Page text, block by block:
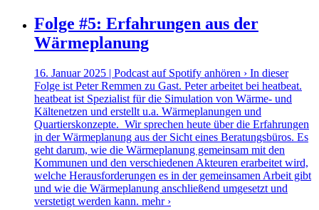
Folge #5: Erfahrungen aus der
Wärmeplanung
16. Januar 2025 | Podcast auf Spotify anhören › In dieser
Folge ist Peter Remmen zu Gast. Peter arbeitet bei heatbeat.
heatbeat ist Spezialist für die Simulation von Wärme- und
Kältenetzen und erstellt u.a. Wärmeplanungen und
Quartierskonzepte. Wir sprechen heute über die Erfahrungen
in der Wärmeplanung aus der Sicht eines Beratungsbüros. Es
geht darum, wie die Wärmeplanung gemeinsam mit den
Kommunen und den verschiedenen Akteuren erarbeitet wird,
welche Herausforderungen es in der gemeinsamen Arbeit gibt
und wie die Wärmeplanung anschließend umgesetzt und
verstetigt werden kann. mehr ›